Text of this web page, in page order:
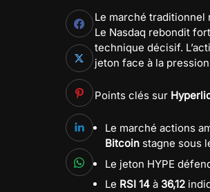
Le marché traditionnel
Le Nasdaq rebondit
technique décisif.
jeton face à la
Points clés sur
Le marché actions
Bitcoin stagne sous
Le jeton HYPE
Le RSI 14 à 36,12